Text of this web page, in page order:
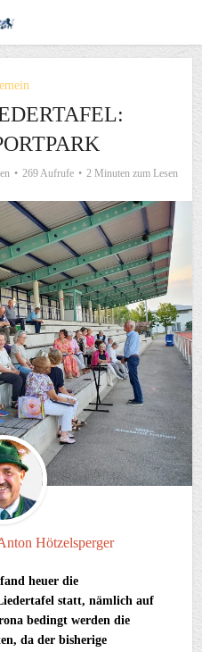
269 Aufrufe 2 Minuten zum Lesen
Hötzelsperger
heuer die
statt, nämlich auf
bedingt werden die
da der bisherige